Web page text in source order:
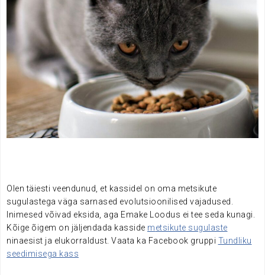
Olen täiesti veendunud, et kassidel on oma metsikute
sugulastega väga sarnased evolutsioonilised vajadused.
Inimesed võivad eksida, aga Emake Loodus ei tee seda kunagi.
Kõige õigem on jäljendada kasside metsikute sugulaste
ninaesist ja elukorraldust. Vaata ka Facebook gruppi Tundliku
seedimisega kass